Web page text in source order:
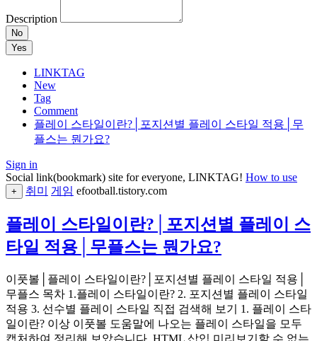
Description
No
Yes
LINKTAG
New
Tag
Comment
플레이 스타일이란?│포지션별 플레이 스타일 적용│무
플스는 뭔가요?
Sign in
Social link(bookmark) site for everyone, LINKTAG! How to use
+ 취미 게임 efootball.tistory.com
플레이 스타일이란?│포지션별 플레이 스
타일 적용│무플스는 뭔가요?
이풋볼│플레이 스타일이란?│포지션별 플레이 스타일 적용│
무플스 목차 1.플레이 스타일이란? 2. 포지션별 플레이 스타일
적용 3. 선수별 플레이 스타일 직접 검색해 보기 1. 플레이 스타
일이란? 이상 이풋볼 도움말에 나오는 플레이 스타일을 모두
캡처하여 정리해 보았습니다. HTML 삽입 미리보기할 수 없는